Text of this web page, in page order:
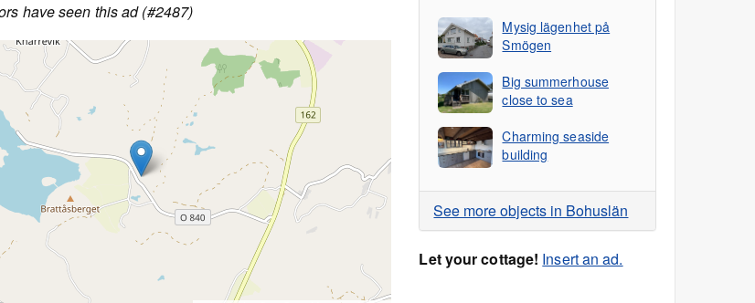
have seen this ad (#2487)
Mysig lägenhet på
Smögen
Big summerhouse
close to sea
Charming seaside
building
See more objects in Bohuslän
Let your cottage! Insert an ad.